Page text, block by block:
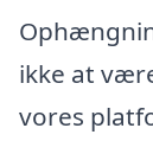
ikke at
vores